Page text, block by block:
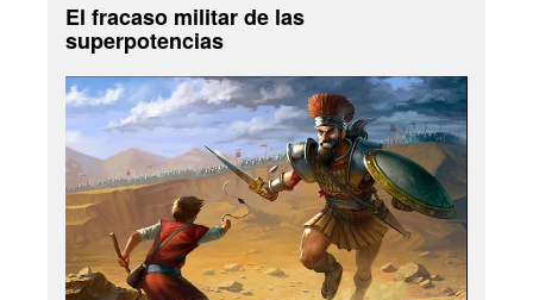
El fracaso militar de las
superpotencias